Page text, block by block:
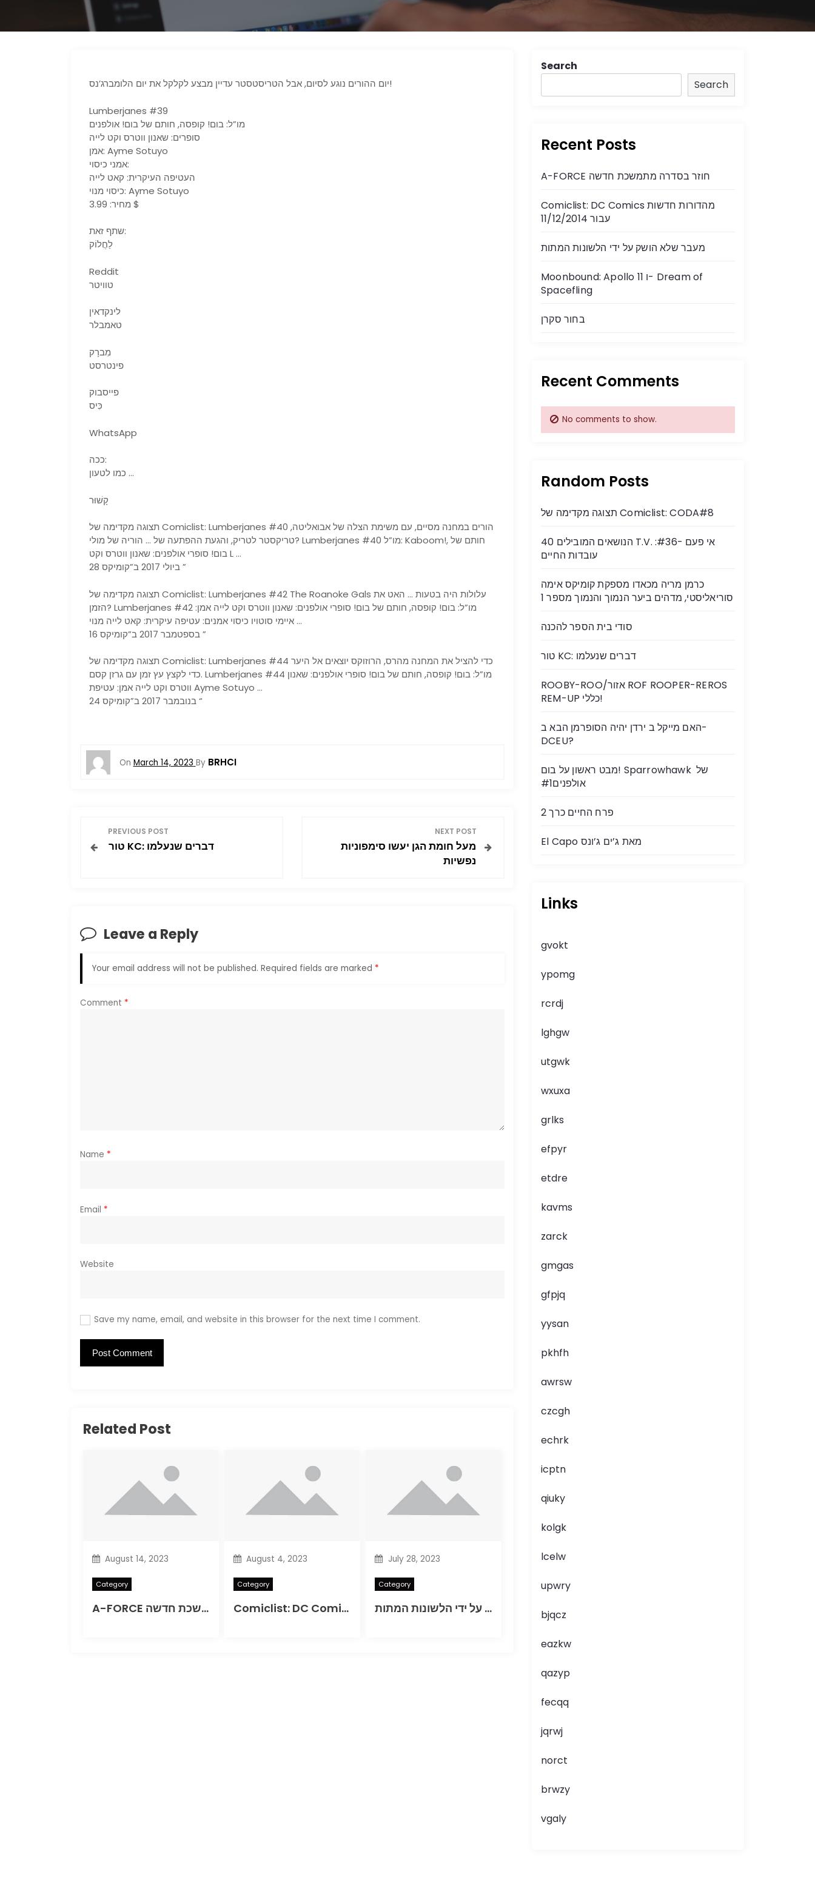
יום ההורים נוגע לסיום, אבל הטריסטסטר עדיין מבצע לקלקל את יום הלומברג’נס!
Lumberjanes #39
מו”ל: בום! קופסה, חותם של בום! אולפנים
סופרים: שאנון ווטרס וקט לייה
אמן: Ayme Sotuyo
אמני כיסוי:
העטיפה העיקרית: קאט לייה
כיסוי מנוי: Ayme Sotuyo
מחיר: 3.99 $
שתף זאת:
לַחֲלוֹק
Reddit
טוויטר
לינקדאין
טאמבלר
מִברָק
פינטרסט
פייסבוק
כִּיס
WhatsApp
ככה:
כמו לטעון …
קָשׁוּר
תצוגה מקדימה של Comiclist: Lumberjanes #40 הורים במחנה מסיים, עם משימת הצלה של אבואליטה,
טריקסטר לטריק, והגעת ההפתעה של … הוריה של מולי? Lumberjanes #40 מו”ל: Kaboom!, חותם של
בום! סופרי אולפנים: שאנון ווטרס וקט L …
28 ביולי 2017 ב”קומיקס ”
תצוגה מקדימה של Comiclist: Lumberjanes #42 The Roanoke Gals עלולות היה בטעות … האט את
הזמן? Lumberjanes #42 מו”ל: בום! קופסה, חותם של בום! סופרי אולפנים: שאנון ווטרס וקט לייה אמן:
איימי סוטויו כיסוי אמנים: עטיפה עיקרית: קאט לייה מנוי …
16 בספטמבר 2017 ב”קומיקס ”
תצוגה מקדימה של Comiclist: Lumberjanes #44 כדי להציל את המחנה מהרס, הרוזוקס יוצאים אל היער
כדי לקצץ עץ זמן עם גרזן קסם. Lumberjanes #44 מו”ל: בום! קופסה, חותם של בום! סופרי אולפנים: שאנון
ווטרס וקט לייה אמן: עטיפת Ayme Sotuyo …
24 בנובמבר 2017 ב”קומיקס “
On March 14, 2023 By BRHCI
o
n
v
o
PREVIOUS POST
טור KC: דברים שנעלמו
NEXT POST
מעל חומת הגן יעשו סימפוניות
נפשיות
Leave a Reply
Your email address will not be published. Required fields are marked *
Comment *
Name *
Email *
Website
Save my name, email, and website in this browser for the next time I comment.
Related Post
August 14, 2023
Category
A-FORCE חוזר בסדרה מתמשכת חדשה
August 4, 2023
Category
Comiclist: DC Comics מהדורות חדשות עבור 11/12/2014
July 28, 2023
Category
מעבר שלא הושק על ידי הלשונות המתות
Search
Search
Recent Posts
A-FORCE חוזר בסדרה מתמשכת חדשה
Comiclist: DC Comics מהדורות חדשות
עבור 11/12/2014
מעבר שלא הושק על ידי הלשונות המתות
Moonbound: Apollo 11 ו- Dream of
Spacefling
בחור סקרן
Recent Comments
No comments to show.
Random Posts
תצוגה מקדימה של Comiclist: CODA#8
40 הנושאים המובילים T.V. אי פעם -#36:
עובדות החיים
כרמן מריה מכאדו מספקת קומיקס אימה
סוריאליסטי, מדהים ביער הנמוך והנמוך מספר 1
סודי בית הספר להכנה
טור KC: דברים שנעלמו
ROOBY-ROO/אזור ROF ROOPER-REROS
REM-UP כללי!
האם מייקל ב ירדן יהיה הסופרמן הבא ב-
DCEU?
מבט ראשון על בום! Sparrowhawk של ​​
אולפנים#1
פרח החיים כרך 2
El Capo מאת ג’ים ג’ונס
Links
gvokt
ypomg
rcrdj
lghgw
utgwk
wxuxa
grlks
efpyr
etdre
kavms
zarck
gmgas
gfpjq
yysan
pkhfh
awrsw
czcgh
echrk
icptn
qiuky
kolgk
lcelw
upwry
bjqcz
eazkw
qazyp
fecqq
jqrwj
norct
brwzy
vgaly